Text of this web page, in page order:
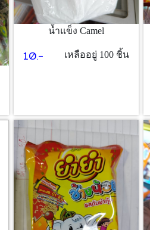
น้ำแข็ง Camel
10.- เหลืออยู่ 100 ชิ้น